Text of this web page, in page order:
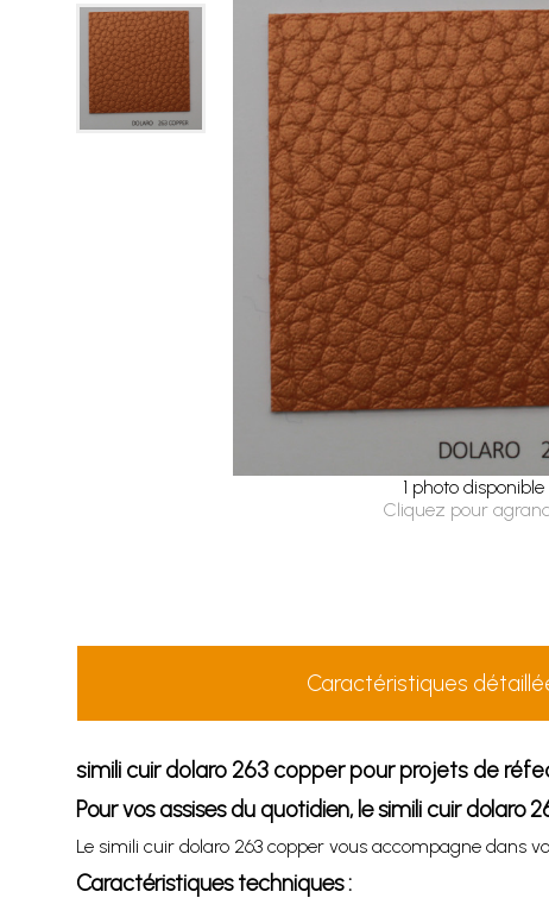
1 photo disponible
Cliquez pour
Caractéristiques
simili cuir dolaro 263 copper pour projets de
Pour vos assises du quotidien, le simili cuir dolaro
Le simili cuir dolaro 263 copper vous accompagne dans
Caractéristiques techniques :